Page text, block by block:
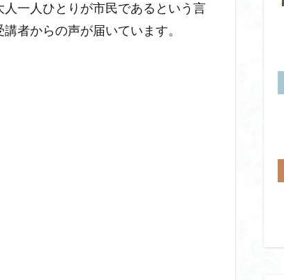
一人ひとりが市民であるという言
者からの声が届いています。